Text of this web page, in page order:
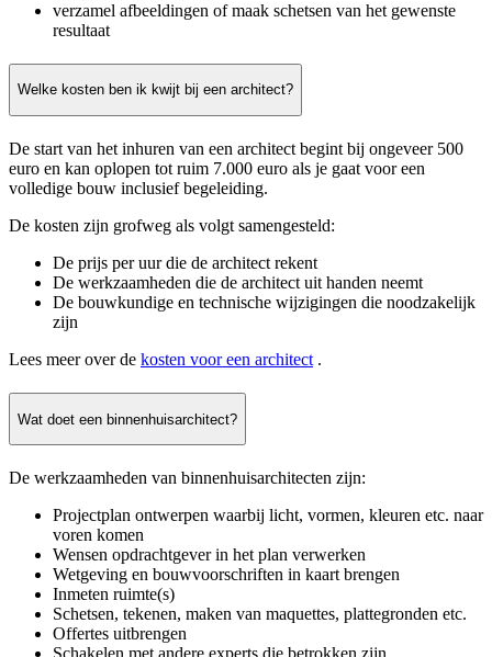
verzamel afbeeldingen of maak schetsen van het gewenste
resultaat
Welke kosten ben ik kwijt bij een architect?
De start van het inhuren van een architect begint bij ongeveer 500
euro en kan oplopen tot ruim 7.000 euro als je gaat voor een
volledige bouw inclusief begeleiding.
De kosten zijn grofweg als volgt samengesteld:
De prijs per uur die de architect rekent
De werkzaamheden die de architect uit handen neemt
De bouwkundige en technische wijzigingen die noodzakelijk
zijn
Lees meer over de kosten voor een architect .
Wat doet een binnenhuisarchitect?
De werkzaamheden van binnenhuisarchitecten zijn:
Projectplan ontwerpen waarbij licht, vormen, kleuren etc. naar
voren komen
Wensen opdrachtgever in het plan verwerken
Wetgeving en bouwvoorschriften in kaart brengen
Inmeten ruimte(s)
Schetsen, tekenen, maken van maquettes, plattegronden etc.
Offertes uitbrengen
Schakelen met andere experts die betrokken zijn